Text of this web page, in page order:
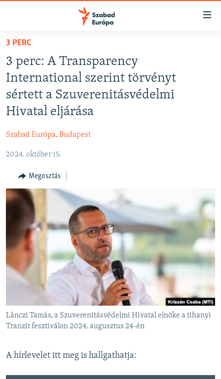
Akadálymentes
Ugrás
fő
oldalra
Ugrás
tartalomjegyzékre
keresésre
AKTUÁLIS
PODCASTOK
VIDEÓK
SZABADON
TÁRSADALOM
DEMOKRÁCIA
A PÉNZ NYOMÁBAN
EURÓPAI UNIÓ
VILÁG
KLÍMAVÁLTOZÁS
A MÚLT TANULSÁGAI
Valamennyi RFE/RL weboldal
3 PERC
3 perc: A Transparency
International szerint törvényt
sértett a Szuverenitásvédelmi
Hivatal eljárása
Szabad Európa, Budapest
2024. október 15.
Megosztás
Lánczi Tamás, a Szuverenitásvédelmi Hivatal elnöke a tihanyi
Tranzit fesztiválon 2024. augusztus 24-én
A hírlevelet itt meg is hallgathatja: